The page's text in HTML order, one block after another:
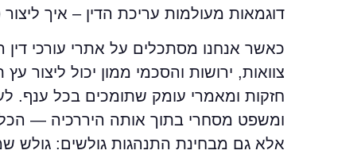
דוגמאות מעולמות עריכת הדין – איך ליצור
כאשר אנחנו מסתכלים על אתרי עורכי דין
צוואות, ירושות והסכמי ממון יכול ליצור
חזקות ומאמרי עומק שתומכים בכל ענף.
ומשפט מסחרי בתוך אותה היררכיה —
אלא גם מבחינת התנהגות גולשים: גולש